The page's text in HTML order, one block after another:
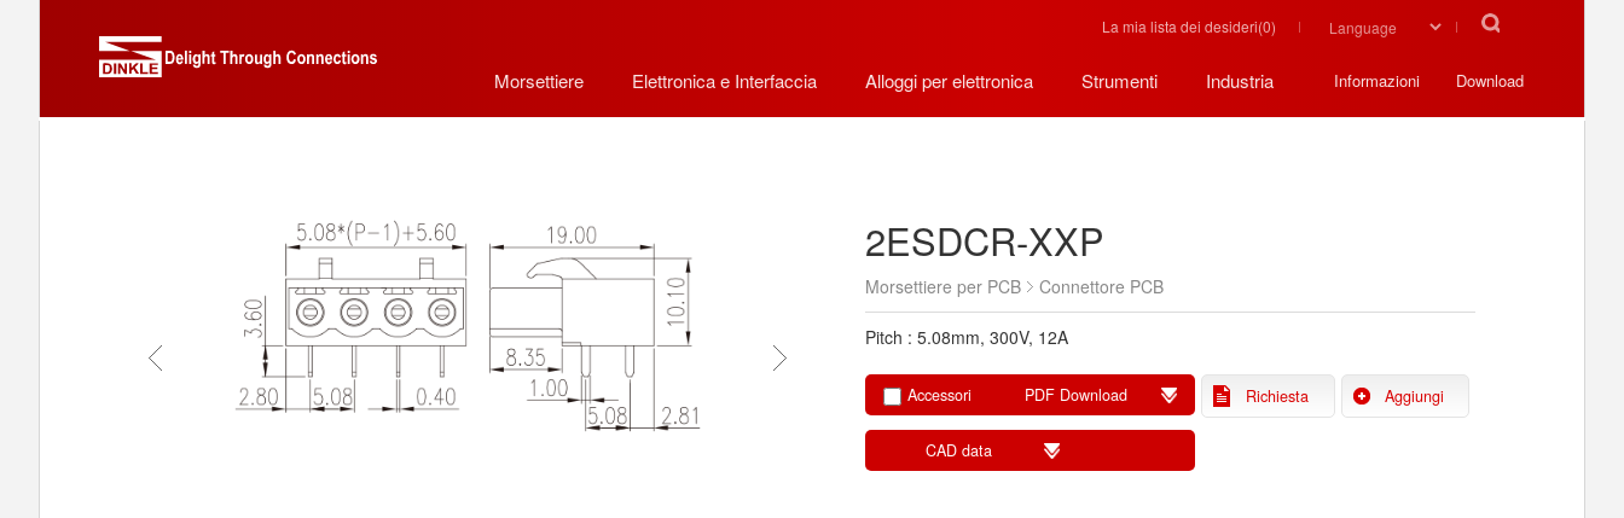
La mia lista dei desideri(0)
Morsettiere Elettronica e Interfaccia Alloggi per elettronica Strumenti Industria Informazioni Download
2ESDCR-XXP
Morsettiere per PCB Connettore PCB
Pitch : 5.08mm, 300V, 12A
Accessori PDF Download Richiesta Aggiungi
CAD data